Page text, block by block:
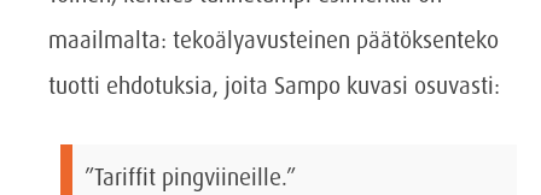
maailmalta: tekoälyavusteinen päätöksenteko
tuotti ehdotuksia, joita Sampo kuvasi osuvasti:
”Tariffit pingviineille.”